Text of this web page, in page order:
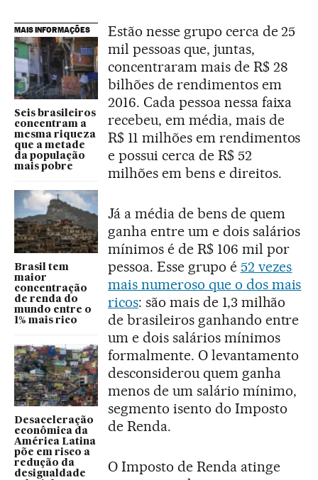
MAIS INFORMAÇÕES
Seis brasileiros
concentram a
mesma riqueza
que a metade
da população
mais pobre
Brasil tem
maior
concentração
de renda do
mundo entre o
1% mais rico
Desaceleração
econômica da
América Latina
põe em risco a
redução da
desigualdade
Estão nesse grupo cerca de 25
mil pessoas que, juntas,
concentraram mais de R$ 28
bilhões de rendimentos em
2016. Cada pessoa nessa faixa
recebeu, em média, mais de
R$ 11 milhões em rendimentos
e possui cerca de R$ 52
milhões em bens e direitos.
Já a média de bens de quem
ganha entre um e dois salários
mínimos é de R$ 106 mil por
pessoa. Esse grupo é 52 vezes
mais numeroso que o dos mais
ricos: são mais de 1,3 milhão
de brasileiros ganhando entre
um e dois salários mínimos
formalmente. O levantamento
desconsiderou quem ganha
menos de um salário mínimo,
segmento isento do Imposto
de Renda.
O Imposto de Renda atinge